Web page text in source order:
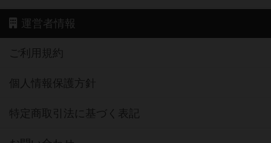
運営者情報
ご利用規約
個人情報保護方針
特定商取引法に基づく表記